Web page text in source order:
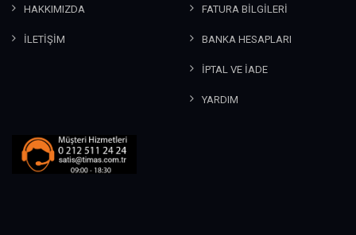
HAKKIMIZDA
İLETİŞİM
FATURA BİLGİLERİ
BANKA HESAPLARI
İPTAL VE İADE
YARDIM